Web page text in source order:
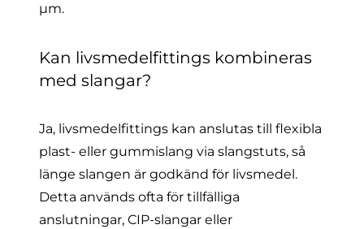
µm.
Kan livsmedelfittings kombineras
med slangar?
Ja, livsmedelfittings kan anslutas till flexibla
plast- eller gummislang via slangstuts, så
länge slangen är godkänd för livsmedel.
Detta används ofta för tillfälliga
anslutningar, CIP-slangar eller